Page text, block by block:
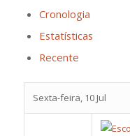
Cronologia
Estatísticas
Recente
Sexta-feira, 10 Jul